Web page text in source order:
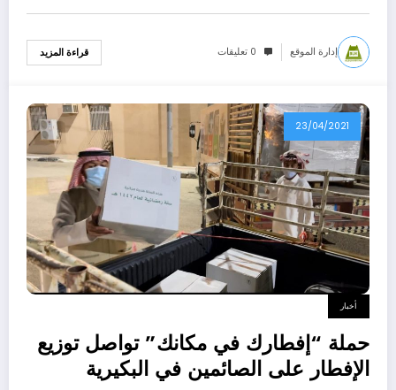
إدارة الموقع 0 تعليقات قراءة المزيد
23/04/2021
أخبار
حملة “إفطارك في مكانك” تواصل توزيع
الإفطار على الصائمين في البكيرية